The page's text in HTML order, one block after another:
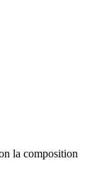
la composition